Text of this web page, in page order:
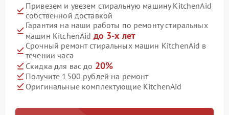
Привезем и увезем стиральную машину KitchenAid
собственной доставкой
Гарантия на наши работы по ремонту стиральных
машин KitchenAid до 3-х лет
Срочный ремонт стиральных машин KitchenAid в
течении часа
Скидка для вас до 20%
Получите 1500 рублей на ремонт
Оригинальные комплектующие KitchenAid